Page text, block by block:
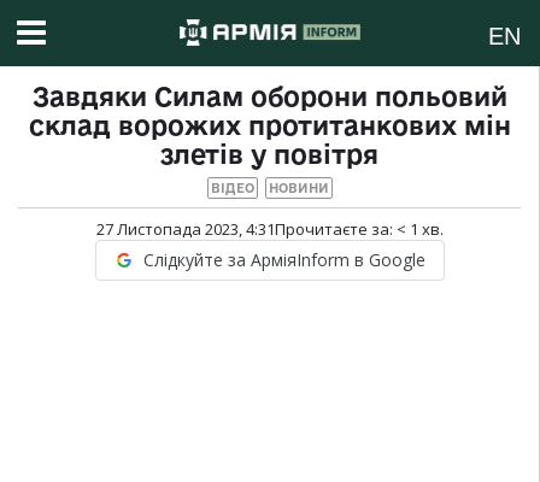
EN
Завдяки Силам оборони польовий
склад ворожих протитанкових мін
злетів у повітря
ВІДЕО НОВИНИ
27 Листопада 2023, 4:31Прочитаєте за: < 1 хв.
Слідкуйте за АрміяInform в Google